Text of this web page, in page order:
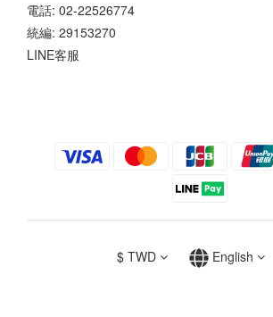
電話: 02-22526774
統編: 29153270
LINE客服
$ TWD English